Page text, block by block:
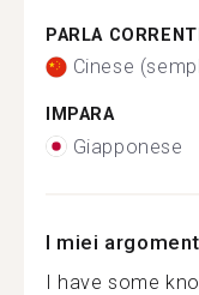
PARLA
Cinese
IMPARA
Giapponese
I miei
I have some